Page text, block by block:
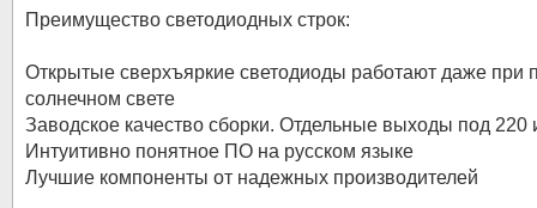
Преимущество светодиодных строк:
Открытые сверхъяркие светодиоды работают даже при
солнечном свете
Заводское качество сборки. Отдельные выходы под 220
Интуитивно понятное ПО на русском языке
Лучшие компоненты от надежных производителей